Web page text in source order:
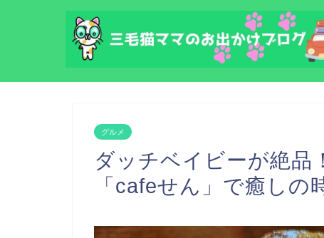
グルメ
ダッチベイビーが絶品
「cafeせん」で癒しの